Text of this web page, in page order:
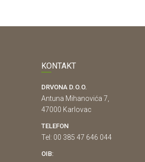
KONTAKT
DRVONA D.O.O.
Antuna Mihanovića 7,
47000 Karlovac
TELEFON
Tel: 00 385 47 646 044
OIB: